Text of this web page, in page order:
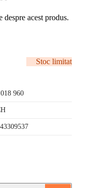
acest produs.
Stoc limitat
960